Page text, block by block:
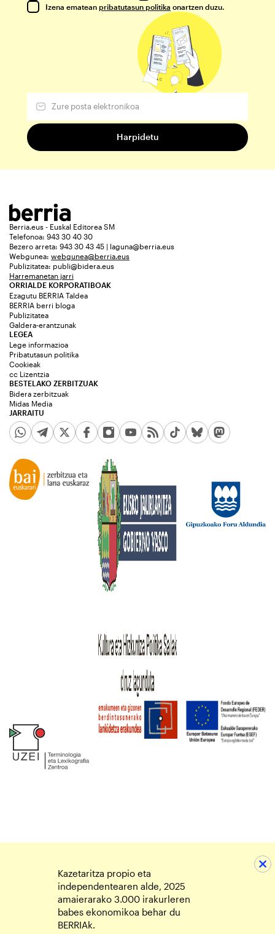
Izena ematean pribatutasun politika onartzen duzu.
Berria.eus - Euskal Editorea SM
Telefonoa: 943 30 40 30
Bezero arreta: 943 30 43 45 | laguna@berria.eus
Webgunea: webgunea@berria.eus
Publizitatea: publi@bidera.eus
Harremanetan jarri
ORRIALDE KORPORATIBOAK
Ezagutu BERRIA Taldea
BERRIA berri bloga
Publizitatea
Galdera-erantzunak
JARRAITU
LEGEA
Lege informazioa
Pribatutasun politika
Cookieak
cc Lizentzia
BESTELAKO ZERBITZUAK
Bidera zerbitzuak
Midas Media
Kazetaritza propio eta
independentearen alde, 2025
amaierarako 3.000 irakurleren
babes ekonomikoa behar du
BERRIAk.